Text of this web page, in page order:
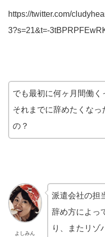
https://twitter.com/
3?s=21&t=-
でも最初に何ヶ月間働く
それまでに辞めたくなっ
の？
よしみん
派遣会社の担
辞め方によっ
り、またリゾ